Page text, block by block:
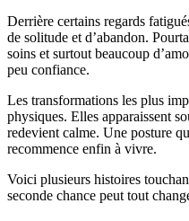
Derrière certains regards
de solitude et d’abandon.
soins et surtout beaucoup
peu confiance.
Les transformations les plus
physiques. Elles apparaissent
redevient calme. Une posture
recommence enfin à vivre.
Voici plusieurs histoires
seconde chance peut tout